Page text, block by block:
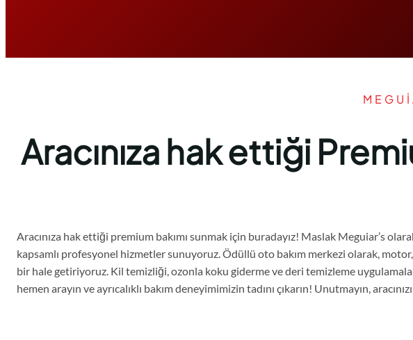
Aracınıza hak ettiği
Aracınıza hak ettiği premium bakımı sunmak için buradayız! Maslak Meguiar’s
kapsamlı profesyonel hizmetler sunuyoruz. Ödüllü oto bakım merkezi olarak,
bir hale getiriyoruz. Kil temizliği, ozonla koku giderme ve deri temizleme
hemen arayın ve ayrıcalıklı bakım deneyimimizin tadını çıkarın! Unutmayın,